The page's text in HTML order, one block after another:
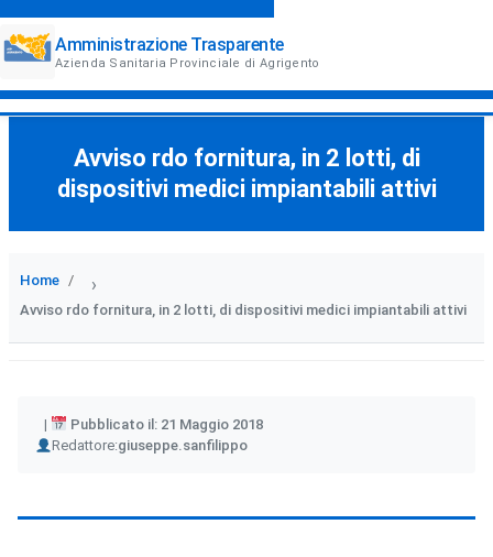
Amministrazione Trasparente
Azienda Sanitaria Provinciale di Agrigento
Avviso rdo fornitura, in 2 lotti, di
dispositivi medici impiantabili attivi
Home ›
Avviso rdo fornitura, in 2 lotti, di dispositivi medici impiantabili attivi
Pubblicato il: 21 Maggio 2018
Redattore:
Author giuseppe.sanfilippo